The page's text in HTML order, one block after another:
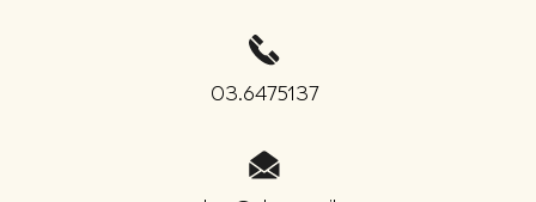
03.6475137